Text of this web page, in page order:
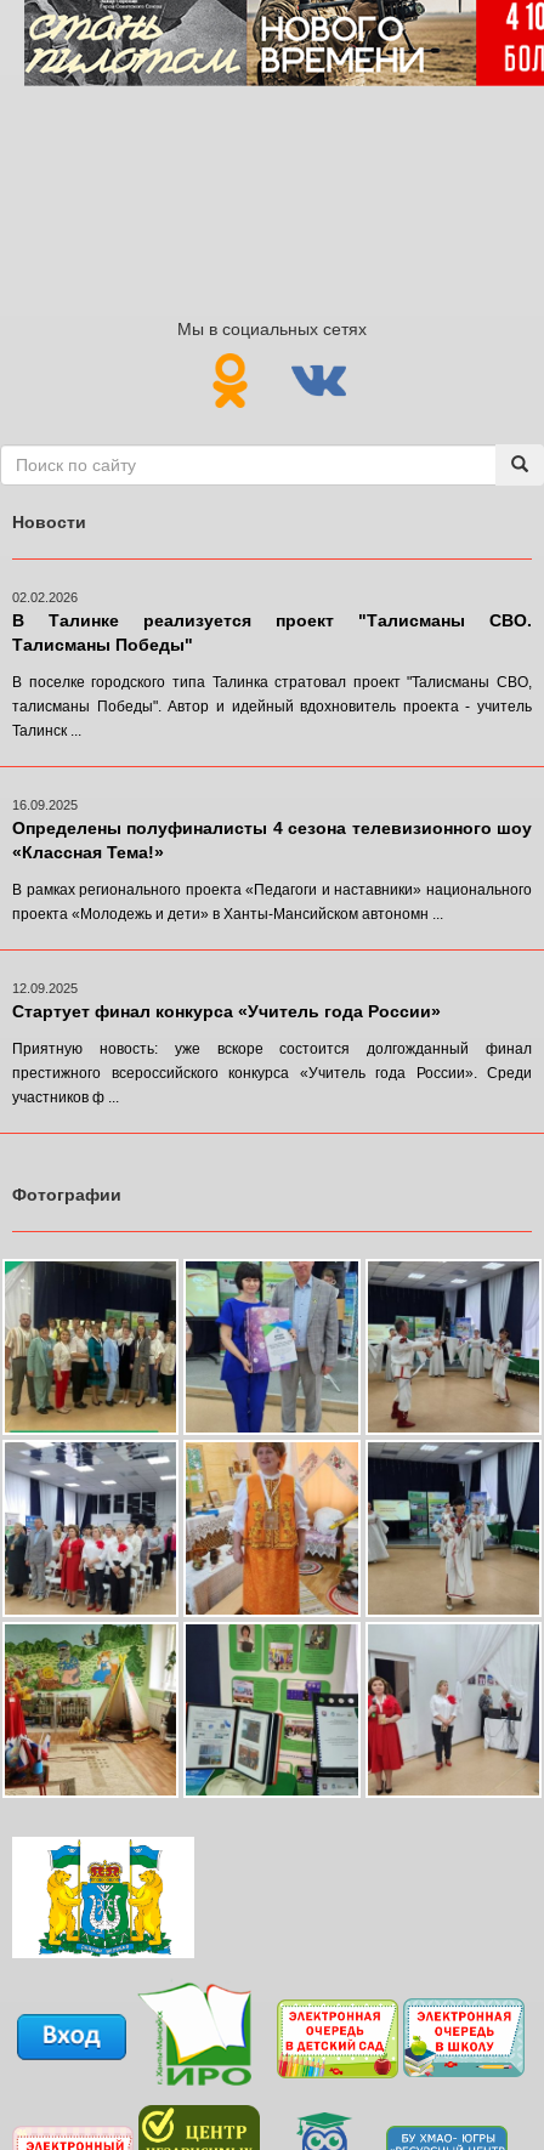
Мы в социальных сетях
Новости
02.02.2026
В Талинке реализуется проект "Талисманы СВО.
Талисманы Победы"
В поселке городского типа Талинка стратовал проект "Талисманы СВО,
талисманы Победы". Автор и идейный вдохновитель проекта - учитель
Талинск ...
16.09.2025
Определены полуфиналисты 4 сезона телевизионного шоу
«Классная Тема!»
В рамках регионального проекта «Педагоги и наставники» национального
проекта «Молодежь и дети» в Ханты-Мансийском автономн ...
12.09.2025
Стартует финал конкурса «Учитель года России»
Приятную новость: уже вскоре состоится долгожданный финал
престижного всероссийского конкурса «Учитель года России». Среди
участников ф ...
Фотографии